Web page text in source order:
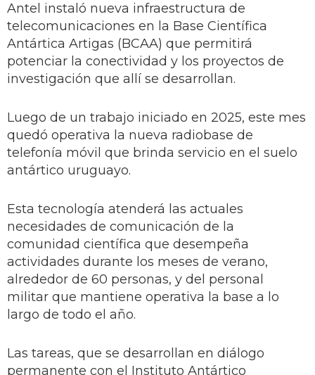
Antel instaló nueva infraestructura de
telecomunicaciones en la Base Científica
Antártica Artigas (BCAA) que permitirá
potenciar la conectividad y los proyectos de
investigación que allí se desarrollan.
Luego de un trabajo iniciado en 2025, este mes
quedó operativa la nueva radiobase de
telefonía móvil que brinda servicio en el suelo
antártico uruguayo.
Esta tecnología atenderá las actuales
necesidades de comunicación de la
comunidad científica que desempeña
actividades durante los meses de verano,
alrededor de 60 personas, y del personal
militar que mantiene operativa la base a lo
largo de todo el año.
Las tareas, que se desarrollan en diálogo
permanente con el Instituto Antártico